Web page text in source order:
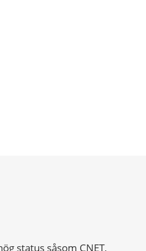
status såsom CNET,